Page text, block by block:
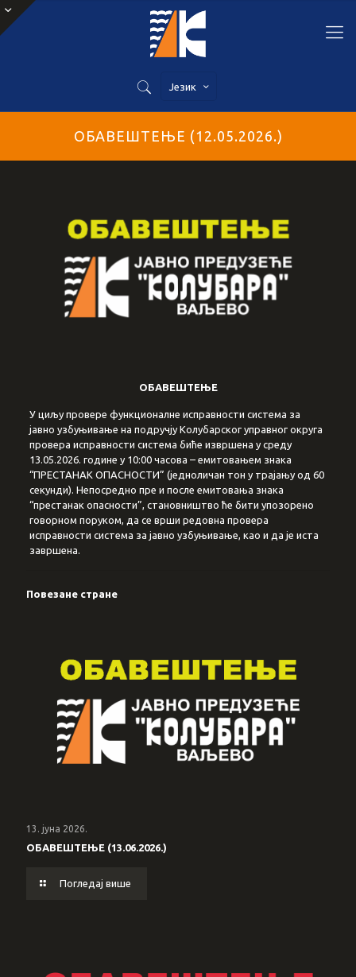
Језик
ОБАВЕШТЕЊЕ (12.05.2026.)
ОБАВЕШТЕЊЕ
У циљу провере функционалне исправности система за
јавно узбуњивање на подручју Колубарског управног округа
провера исправности система биће извршена у среду
13.05.2026. године у 10:00 часова – емитовањем знака
“ПРЕСТАНАК ОПАСНОСТИ” (једноличан тон у трајању од 60
секунди). Непосредно пре и после емитовања знака
“престанак опасности”, становништво ће бити упозорено
говорном поруком, да се врши редовна провера
исправности система за јавно узбуњивање, као и да је иста
завршена.
Повезане стране
13. јуна 2026.
ОБАВЕШТЕЊЕ (13.06.2026.)
Погледај више